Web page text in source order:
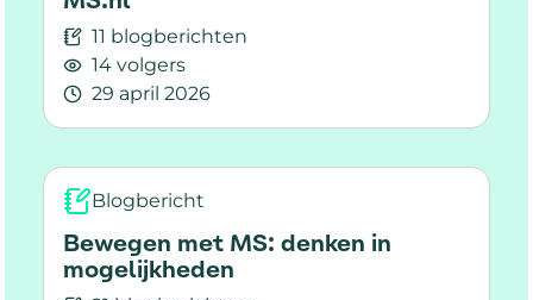
11 blogberichten
14 volgers
29 april 2026
Lees meer over Nieuwe informatie over
Blogbericht
Bewegen met MS: denken in
mogelijkheden